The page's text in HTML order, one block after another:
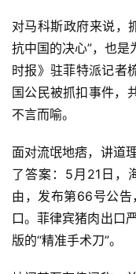
对马科斯政府来说，
抗中国的决心”，也是
时报》驻菲特派记者
国公民被抓扣事件，
不言而喻。
面对流氓地痞，讲道
了答案：5月21日，
由，发布第66号公
口。菲律宾猪肉出口
版的“精准手术刀”。